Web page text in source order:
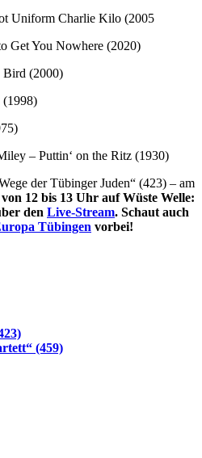
Uniform Charlie Kilo (2005
Get You Nowhere (2020)
Bird (2000)
– Puttin‘ on the Ritz (1930)
der Tübinger Juden“ (423) – am
von 12 bis 13 Uhr auf Wüste Welle:
den Live-Stream. Schaut auch
Tübingen vorbei!
(459)